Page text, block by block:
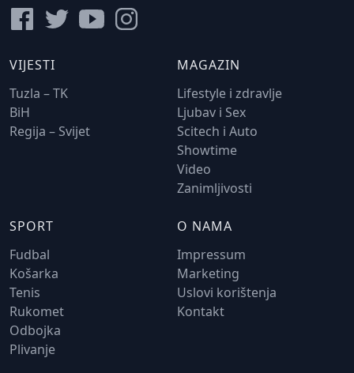
VIJESTI
Tuzla – TK
BiH
Regija – Svijet
MAGAZIN
Lifestyle i zdravlje
Ljubav i Sex
Scitech i Auto
Showtime
Video
Zanimljivosti
SPORT
Fudbal
Košarka
Tenis
Rukomet
Odbojka
Plivanje
O NAMA
Impressum
Marketing
Uslovi korištenja
Kontakt